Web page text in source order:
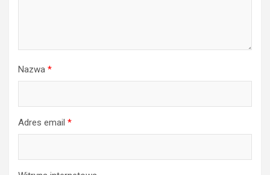
Nazwa *
Adres email *